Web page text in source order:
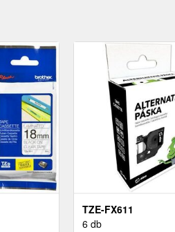
TZE-FX611
6 db